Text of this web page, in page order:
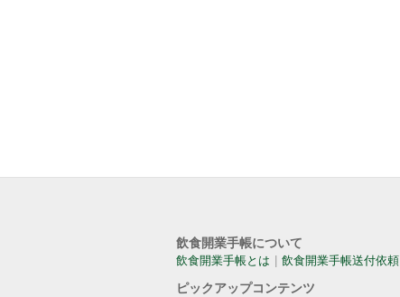
飲食開業手帳について
飲食開業手帳とは 飲食開業手帳送付依頼
ピックアップコンテンツ